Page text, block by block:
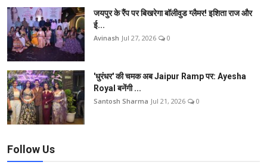
जयपुर के रैंप पर बिखरेगा बॉलीवुड ग्लैमर! इशिता राज और
ई...
Avinash Jul 27, 2026 0
'धुरंधर' की चमक अब Jaipur Ramp पर: Ayesha
Royal बनेंगी ...
Santosh Sharma Jul 21, 2026 0
Follow Us